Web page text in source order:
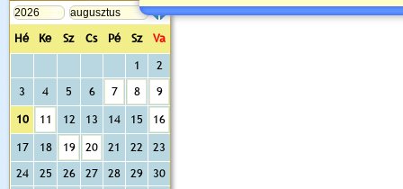
Hé Ke Sz Cs Pé Sz
Va
1
2
3
4 5 6 7 8 9
10 11 12 13 14 15 16
17 18 19 20 21 22
23
24
25 26 27 28 29
30